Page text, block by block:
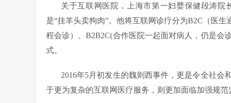
关于互联网医院，上海市第一妇婴保健段涛
是“挂羊头卖狗肉”。他将互联网诊疗分为B2C（医
程会诊）、B2B2C(合作医院一起面对病人，仍是会
式。
2016年5月初发生的魏则西事件，更是令全社
于更为复杂的互联网医疗服务，则更加面临加强规范